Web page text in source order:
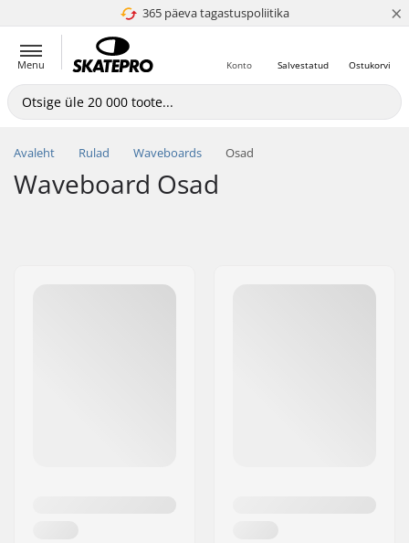
365 päeva tagastuspoliitika
4.8 paljaks 5 ×
Menu Ostukorvi
Salvestatud
Konto
Avaleht Rulad Waveboards Osad
Waveboard Osad